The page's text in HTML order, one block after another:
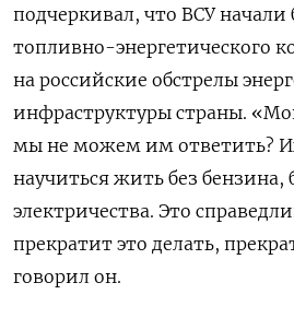
подчеркивал, что ВСУ начали
топливно-энергетического
на российские обстрелы
инфраструктуры страны.
мы не можем им ответить?
научиться жить без бензина,
электричества. Это
прекратит это делать,
говорил он.